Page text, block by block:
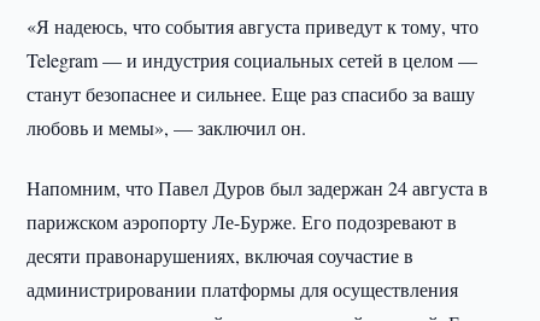
«Я надеюсь, что события августа приведут к тому, что
Telegram — и индустрия социальных сетей в целом —
станут безопаснее и сильнее. Еще раз спасибо за вашу
любовь и мемы», — заключил он.
Напомним, что Павел Дуров был задержан 24 августа в
парижском аэропорту Ле-Бурже. Его подозревают в
десяти правонарушениях, включая соучастие в
администрировании платформы для осуществления